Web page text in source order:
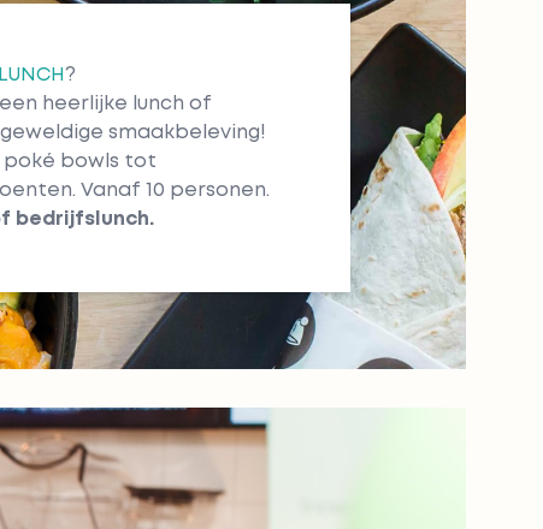
?
heerlijke lunch of
smaakbeleving!
poké bowls tot
Vanaf 10 personen.
bedrijfslunch.